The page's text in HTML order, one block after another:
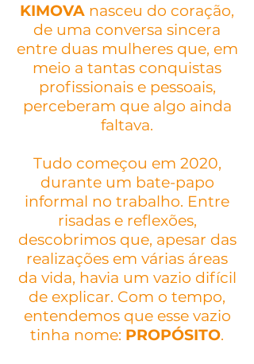
KIMOVA nasceu do coração,
de uma conversa sincera
entre duas mulheres que, em
meio a tantas conquistas
profissionais e pessoais,
perceberam que algo ainda
faltava.
Tudo começou em 2020,
durante um bate-papo
informal no trabalho. Entre
risadas e reflexões,
descobrimos que, apesar das
realizações em várias áreas
da vida, havia um vazio difícil
de explicar. Com o tempo,
entendemos que esse vazio
tinha nome: PROPÓSITO.